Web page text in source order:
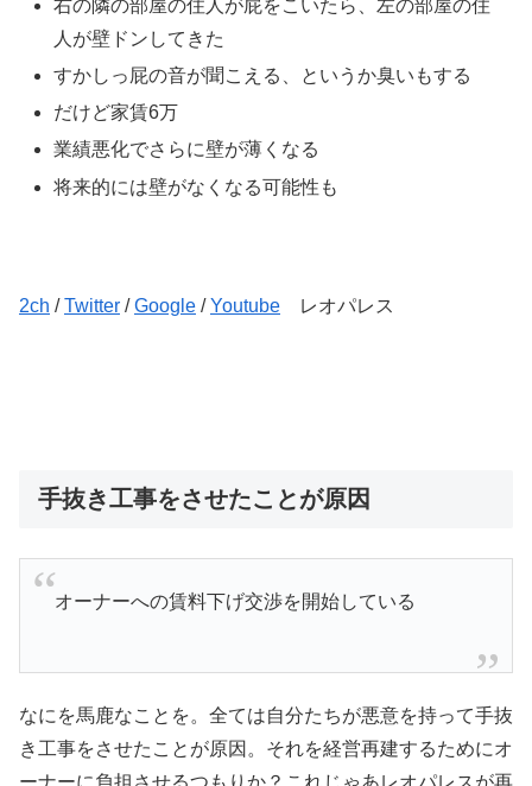
右の隣の部屋の住人が屁をこいたら、左の部屋の住
人が壁ドンしてきた
すかしっ屁の音が聞こえる、というか臭いもする
だけど家賃6万
業績悪化でさらに壁が薄くなる
将来的には壁がなくなる可能性も
2ch /Twitter /Google /Youtube レオパレス
手抜き工事をさせたことが原因
オーナーへの賃料下げ交渉を開始している
なにを馬鹿なことを。全ては自分たちが悪意を持って手抜
き工事をさせたことが原因。それを経営再建するためにオ